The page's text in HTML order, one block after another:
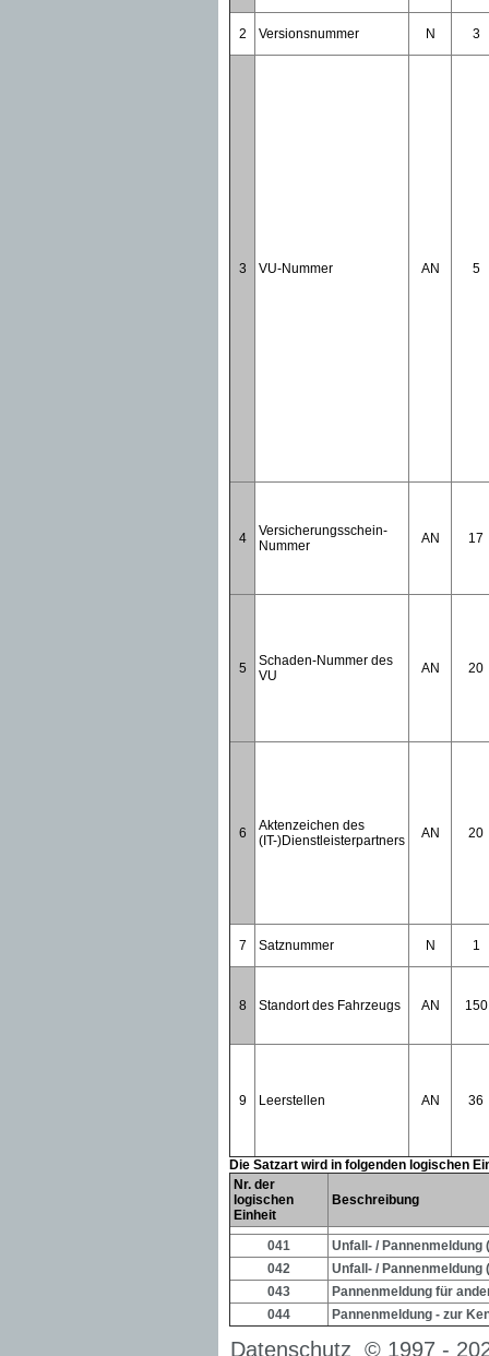
2 Versionsnummer N 3
3 VU-Nummer AN 5
4
Versicherungsschein-
Nummer
AN 17
5
Schaden-Nummer des
VU
AN 20
6
Aktenzeichen des
(IT-)Dienstleisterpartners
AN 20
7 Satznummer N 1
8 Standort des Fahrzeugs AN 150
9 Leerstellen AN 36
Die Satzart wird in folgenden logischen
Nr. der
logischen
Einheit
Beschreibung
041
Unfall- / Pannenmeldung
042
Unfall- / Pannenmeldung
043
Pannenmeldung für
044
Pannenmeldung - zur
Datenschutz © 1997 -